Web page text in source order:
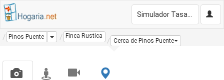
Pinos Puente DropdownFinca Rustica
Cerca de Pinos Puente